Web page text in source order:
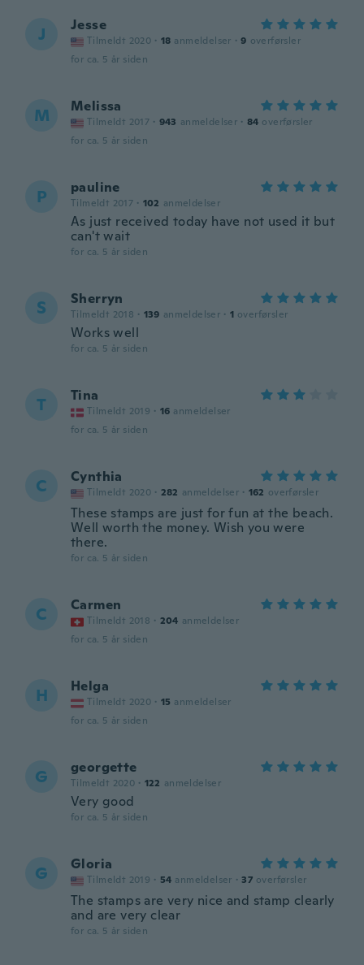
J Jesse
Tilmeldt 2020 · 18 anmeldelser · 9 overførsler
for ca. 5 år siden
M Melissa
Tilmeldt 2017 · 943 anmeldelser · 84 overførsler
for ca. 5 år siden
P pauline
Tilmeldt 2017 · 102 anmeldelser
As just received today have not used it but
can't wait
for ca. 5 år siden
S Sherryn
Tilmeldt 2018 · 139 anmeldelser · 1 overførsler
Works well
for ca. 5 år siden
T Tina
Tilmeldt 2019 · 16 anmeldelser
for ca. 5 år siden
C Cynthia
Tilmeldt 2020 · 282 anmeldelser · 162 overførsler
These stamps are just for fun at the beach.
Well worth the money. Wish you were
there.
for ca. 5 år siden
C Carmen
Tilmeldt 2018 · 204 anmeldelser
for ca. 5 år siden
H Helga
Tilmeldt 2020 · 15 anmeldelser
for ca. 5 år siden
G georgette
Tilmeldt 2020 · 122 anmeldelser
Very good
for ca. 5 år siden
G Gloria
Tilmeldt 2019 · 54 anmeldelser · 37 overførsler
The stamps are very nice and stamp clearly
and are very clear
for ca. 5 år siden